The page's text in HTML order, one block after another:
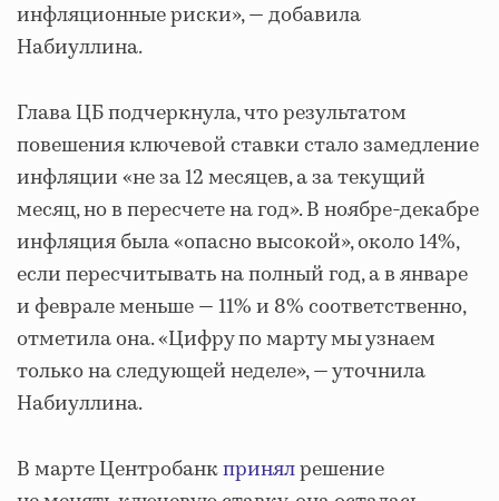
инфляционные риски», — добавила
Набиуллина.
Глава ЦБ подчеркнула, что результатом
повешения ключевой ставки стало замедление
инфляции «не за 12 месяцев, а за текущий
месяц, но в пересчете на год». В ноябре-декабре
инфляция была «опасно высокой», около 14%,
если пересчитывать на полный год, а в январе
и феврале меньше — 11% и 8% соответственно,
отметила она. «Цифру по марту мы узнаем
только на следующей неделе», — уточнила
Набиуллина.
В марте Центробанкпринялрешение